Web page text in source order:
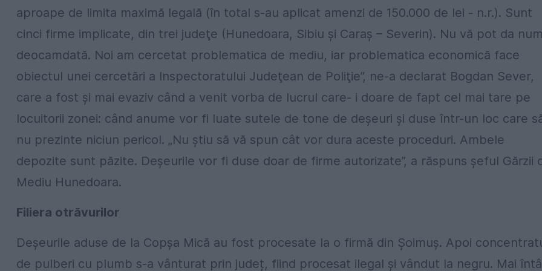
aproape de limita maximă legală (în total s-au aplicat amenzi de 150.000 de lei - n.r.). Sunt
cinci firme implicate, din trei judeţe (Hunedoara, Sibiu şi Caraş – Severin). Nu vă pot da
deocamdată. Noi am cercetat problematica de mediu, iar problematica economică face
obiectul unei cercetări a Inspectoratului Judeţean de Poliţie”, ne-a declarat Bogdan Sever,
care a fost şi mai evaziv când a venit vorba de lucrul care- i doare de fapt cel mai tare pe
locuitorii zonei: când anume vor fi luate sutele de tone de deşeuri şi duse într-un loc care
nu prezinte niciun pericol. „Nu știu să vă spun cât vor dura aceste proceduri. Ambele
depozite sunt păzite. Deșeurile vor fi duse doar de firme autorizate”, a răspuns şeful Gărzii
Mediu Hunedoara.
Filiera otrăvurilor
Deșeurile aduse de la Copșa Mică au fost procesate la o firmă din Șoimuș. Apoi
de pulberi cu plumb s-a vânturat prin județ, fiind procesat ilegal și vândut la negru. Mai